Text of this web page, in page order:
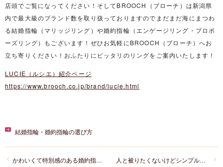
店頭でご覧になってください！そしてBROOCH（ブローチ）は新潟県
内で最大級のブランド数を取り扱っておりますのでまだまだ海にまつわ
る結婚指輪（マリッジリング）や婚約指輪（エンゲージリング・プロポ
ーズリング）もございます！ぜひお気軽にBROOCH（ブローチ）へお
立ち寄りください！おふたりにピッタリのリングをご案内いたします！
LUCIE（ルシエ）紹介ページ
https://www.brooch.co.jp/brand/lucie.html
結婚指輪・婚約指輪の選び方
人と被りたくないけどシンプルな結婚指輪が好きです、どうすれば？
かわいくて特別感のある婚約指輪のオススメを教えてください！